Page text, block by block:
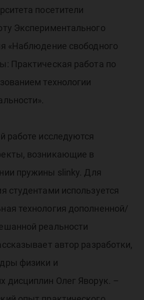
посетители
Экспериментального
«Наблюдение свободного
Практическая работа по
технологии
работе исследуются
возникающие в
пружины slinky. Для
студентами используется
технология дополненной/
реальности
автор разработки,
физики и
дисциплин Олег Яворук. –